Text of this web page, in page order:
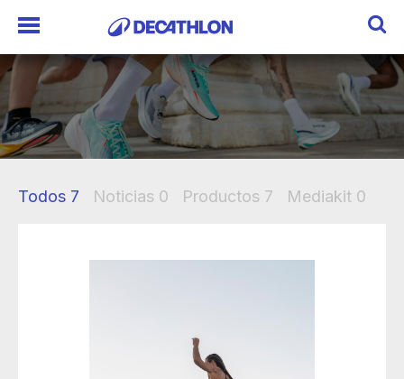
Todos 7 Noticias 0 Productos 7 Mediakit 0